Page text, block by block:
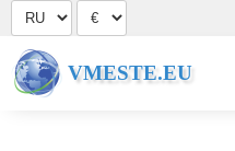
VMESTE.EU